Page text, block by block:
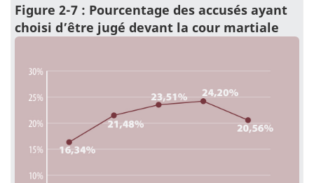
Figure 2-7 : Pourcentage des accusés ayant
choisi d’être jugé devant la cour martiale